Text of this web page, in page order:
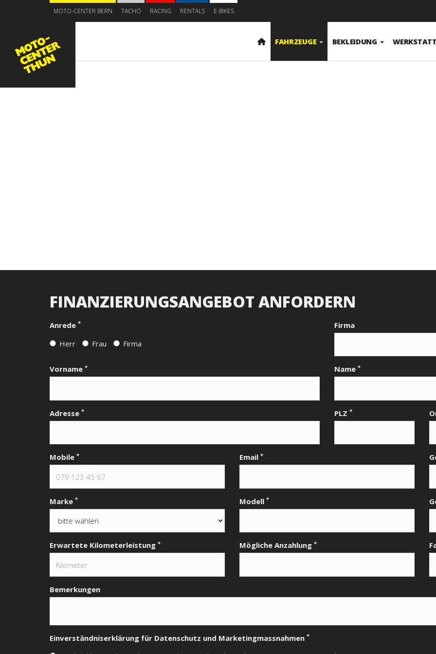
MOTO-CENTER BERN TACHO RACING RENTALS E-BIKES
FAHRZEUGE BEKLEIDUNG
FINANZIERUNGSANGEBOT ANFORDERN
Anrede *
Herr Frau Firma
Firma
Vorname * Name *
Adresse * PLZ *
Mobile * Email *
Marke * Modell *
Erwartete Kilometerleistung * Mögliche Anzahlung *
Bemerkungen
Einverständniserklärung für Datenschutz und Marketingmassnahmen *